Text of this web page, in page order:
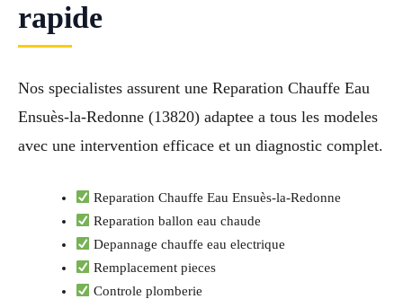
rapide
Nos specialistes assurent une Reparation Chauffe Eau
Ensuès-la-Redonne (13820) adaptee a tous les modeles
avec une intervention efficace et un diagnostic complet.
Reparation Chauffe Eau Ensuès-la-Redonne
Reparation ballon eau chaude
Depannage chauffe eau electrique
Remplacement pieces
Controle plomberie